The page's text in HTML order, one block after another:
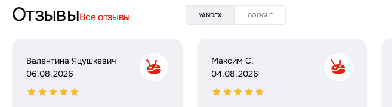
ОтзывыВсе отзывы YANDEX GOOGLE
Валентина Яцушкевич
06.08.2026
Максим С.
04.08.2026